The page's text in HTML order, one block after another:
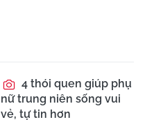
4 thói quen giúp phụ
nữ trung niên sống vui
vẻ, tự tin hơn